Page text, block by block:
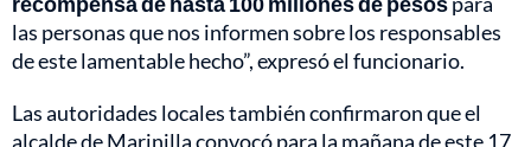
las personas que nos informen sobre los responsables
de este lamentable hecho”, expresó el funcionario.
Las autoridades locales también confirmaron que el
alcalde de Marinilla convocó para la mañana de este 17